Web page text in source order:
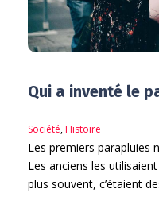
Qui a inventé le
Société,Histoire
Les premiers parapluies
Les anciens les
plus souvent, c’étaient